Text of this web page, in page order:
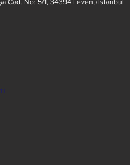
Cad. No: 5/1, 34394 Levent/İstanbul